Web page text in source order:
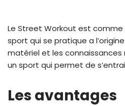
Le Street Workout est comme
sport qui se pratique a
matériel et les connaissances
un sport qui permet de
Les avantages